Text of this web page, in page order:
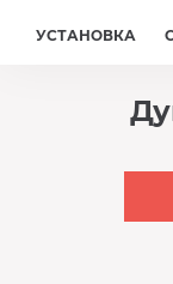
УСТАНОВКА